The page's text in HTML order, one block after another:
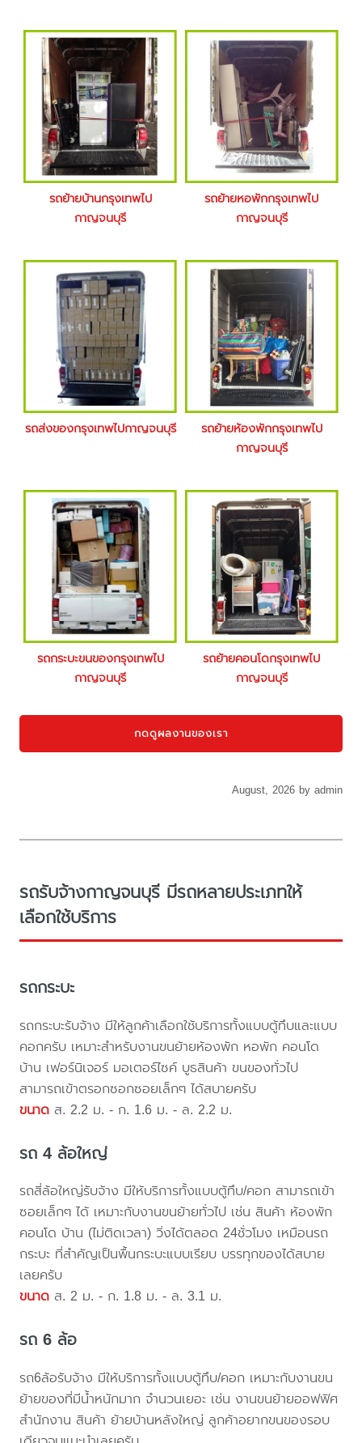
รถย้ายบ้านกรุงเทพไป
กาญจนบุรี
รถย้ายหอพักกรุงเทพไป
กาญจนบุรี
รถส่งของกรุงเทพไปกาญจนบุรี
รถย้ายห้องพักกรุงเทพไป
กาญจนบุรี
รถกระบะขนของกรุงเทพไป
กาญจนบุรี
รถย้ายคอนโดกรุงเทพไป
กาญจนบุรี
กดดูผลงานของเรา
August, 2026 by admin
รถรับจ้างกาญจนบุรี มีรถหลายประเภทให้
เลือกใช้บริการ
รถกระบะ
รถกระบะรับจ้าง มีให้ลูกค้าเลือกใช้บริการทั้งแบบตู้ทึบและแบบ
คอกครับ เหมาะสำหรับงานขนย้ายห้องพัก หอพัก คอนโด
บ้าน เฟอร์นิเจอร์ มอเตอร์ไซค์ บูธสินค้า ขนของทั่วไป
สามารถเข้าตรอกซอกซอยเล็กๆ ได้สบายครับ
ขนาด ส. 2.2 ม. - ก. 1.6 ม. - ล. 2.2 ม.
รถ 4 ล้อใหญ่
รถสี่ล้อใหญ่รับจ้าง มีให้บริการทั้งแบบตู้ทึบ/คอก สามารถเข้า
ซอยเล็กๆ ได้ เหมาะกับงานขนย้ายทั่วไป เช่น สินค้า ห้องพัก
คอนโด บ้าน (ไม่ติดเวลา) วิ่งได้ตลอด 24ชั่วโมง เหมือนรถ
กระบะ ที่สำคัญเป็นพื้นกระบะแบบเรียบ บรรทุกของได้สบาย
เลยครับ
ขนาด ส. 2 ม. - ก. 1.8 ม. - ล. 3.1 ม.
รถ 6 ล้อ
รถ6ล้อรับจ้าง มีให้บริการทั้งแบบตู้ทึบ/คอก เหมาะกับงานขน
ย้ายของที่มีน้ำหนักมาก จำนวนเยอะ เช่น งานขนย้ายออฟฟิศ
สำนักงาน สินค้า ย้ายบ้านหลังใหญ่ ลูกค้าอยากขนของรอบ